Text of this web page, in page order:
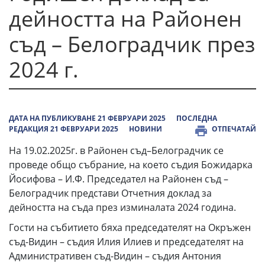
дейността на Районен
съд – Белоградчик през
2024 г.
ДАТА НА ПУБЛИКУВАНЕ 21 ФЕВРУАРИ 2025
ПОСЛЕДНА
РЕДАКЦИЯ 21 ФЕВРУАРИ 2025
НОВИНИ ОТПЕЧАТАЙ
На 19.02.2025г. в Районен съд–Белоградчик се
проведе общо събрание, на което съдия Божидарка
Йосифова – И.Ф. Председател на Районен съд –
Белоградчик представи Отчетния доклад за
дейността на съда през изминалата 2024 година.
Гости на събитието бяха председателят на Окръжен
съд-Видин – съдия Илия Илиев и председателят на
Административен съд-Видин – съдия Антония